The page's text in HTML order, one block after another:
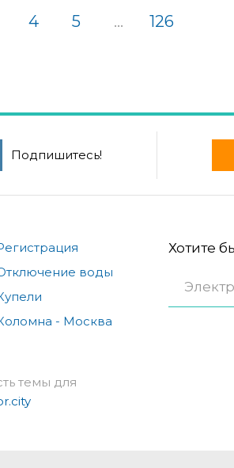
4 5 ... 126
Подпишитесь!
воды
- Москва
Хотите
темы для